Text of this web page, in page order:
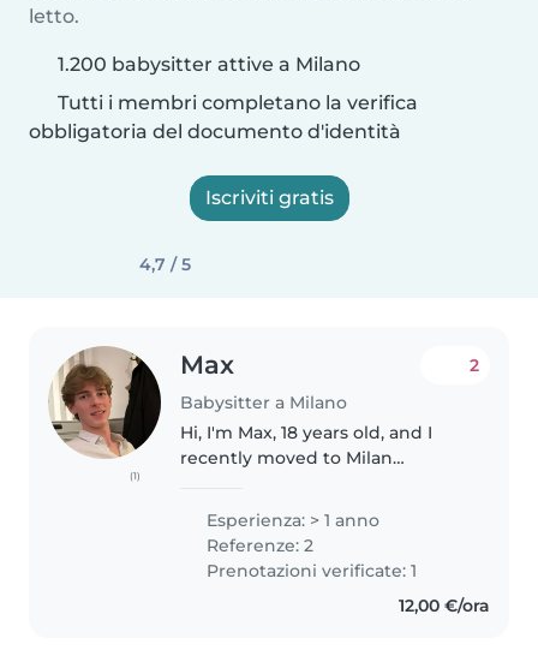
letto.
1.200 babysitter attive a Milano
Tutti i membri completano la verifica
obbligatoria del documento d'identità
Iscriviti gratis
4,7 / 5
(1)
Max
Babysitter a Milano
2
Hi, I'm Max, 18 years old, and I
recently moved to Milan
and starting university. Back in
Germany, I was always very close
to my younger cousins (I'm..
Esperienza: > 1 anno
Referenze: 2
Prenotazioni verificate: 1
12,00 €/ora